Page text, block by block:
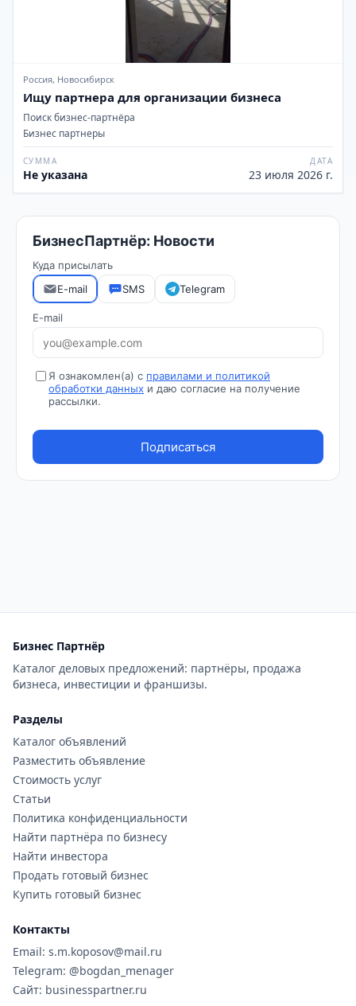
Россия, Новосибирск
Ищу партнера для организации бизнеса
Поиск бизнес-партнёра
Бизнес партнеры
СУММА
Не указана
ДАТА
23 июля 2026 г.
Бизнес Партнёр
Каталог деловых предложений: партнёры, продажа
бизнеса, инвестиции и франшизы.
Разделы
Каталог объявлений
Разместить объявление
Стоимость услуг
Статьи
Политика конфиденциальности
Найти партнёра по бизнесу
Найти инвестора
Продать готовый бизнес
Купить готовый бизнес
Контакты
Email: s.m.koposov@mail.ru
Telegram: @bogdan_menager
Сайт: businesspartner.ru